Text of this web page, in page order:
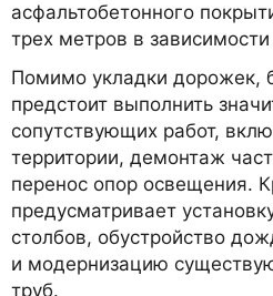
асфальтобетонного
трех метров в
Помимо укладки дорожек,
предстоит выполнить
сопутствующих работ,
территории, демонтаж
перенос опор освещения.
предусматривает
столбов, обустройство
и модернизацию
труб.